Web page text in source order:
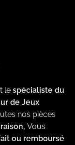
le spécialiste du
de Jeux
nos pièces
Vous
ou remboursé